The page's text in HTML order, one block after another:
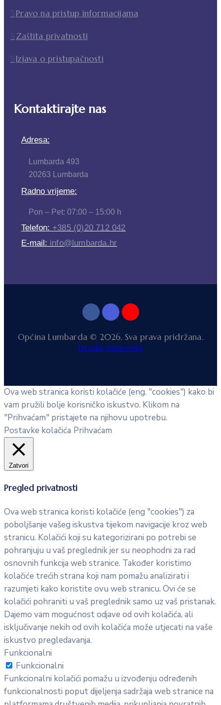
Pravo na pristup informacijama
Zaštita privatnosti
Izjava o pristupačnosti
Kontaktirajte nas
Adresa:
Lumbarda 493
20263 Lumbarda
Radno vrijeme:
Pon – Pet: 07:00 – 15:00 h
Telefon: +385 (0)20 712 042
E-mail: info@lumbarda.hr
Općina Lumbarda © 2026. Sva prava pridržana.
Izrada: Impresija
Ova web stranica koristi kolačiće (eng. "cookies") kako bi
vam pružili bolje korisničko iskustvo. Klikom na
"Prihvaćam" pristajete na njihovu upotrebu.
Postavke kolačića Prihvaćam
Zatvori
Pregled privatnosti
Ova web stranica koristi kolačiće (eng "cookies") za
poboljšanje vašeg iskustva tijekom navigacije kroz web
stranicu. Kolačići koji su kategorizirani po potrebi se
pohranjuju u vaš preglednik jer su neophodni za rad
osnovnih funkcija web stranice. Također koristimo
kolačiće trećih strana koji nam pomažu analizirati i
razumjeti kako koristite ovu web stranicu. Ovi će se
kolačići pohraniti u vaš preglednik samo uz vaš pristanak.
Dajemo vam mogućnost odjave od ovih kolačića, ali
isključivanje nekih od ovih kolačića može utjecati na vaše
iskustvo pregledavanja.
Funkcionalni
Funkcionalni
Funkcionalni kolačići pomažu u izvođenju određenih
funkcionalnosti poput dijeljenja sadržaja web stranice na